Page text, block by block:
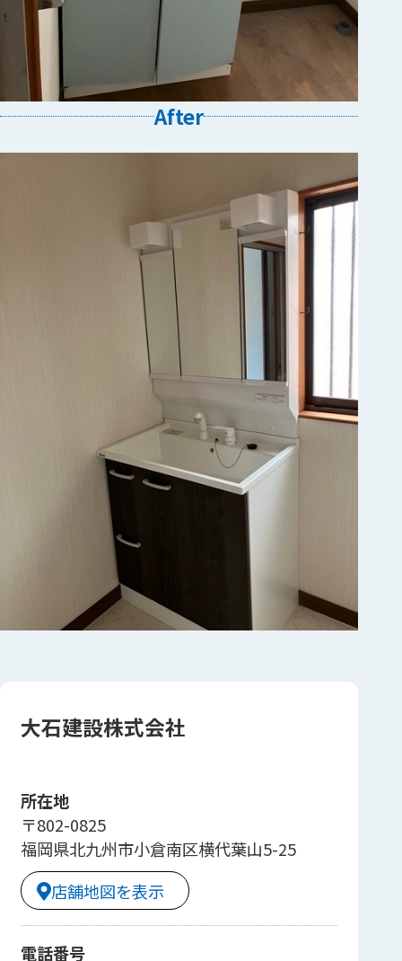
After
大石建設株式会社
所在地
〒802-0825
福岡県北九州市小倉南区横代葉山5-25
店舗地図を表示
電話番号